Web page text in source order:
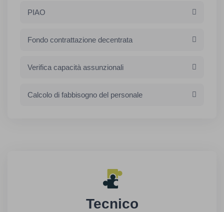
PIAO
Fondo contrattazione decentrata
Verifica capacità assunzionali
Calcolo di fabbisogno del personale
Tecnico